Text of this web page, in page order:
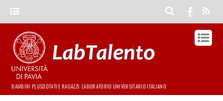
BAMBINI PLUSDOTATI E RAGAZZI: LABORATORIO UNIVERSITARIO ITALIANO